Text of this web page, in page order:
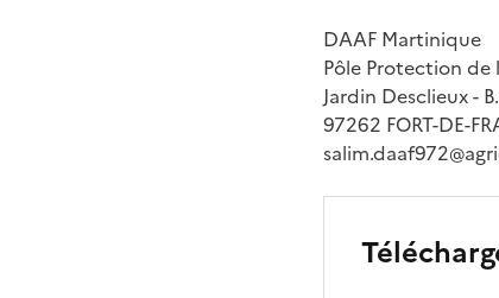
DAAF Martinique
Pôle Protection
Jardin Desclieux -
97262 FORT-DE-